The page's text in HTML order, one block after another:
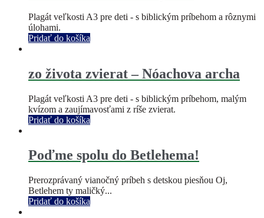
Plagát veľkosti A3 pre deti - s biblickým príbehom a rôznymi
úlohami.
Pridať do košíka
zo života zvierat – Nóachova archa
Plagát veľkosti A3 pre deti - s biblickým príbehom, malým
kvízom a zaujímavosťami z ríše zvierat.
Pridať do košíka
Poďme spolu do Betlehema!
Prerozprávaný vianočný príbeh s detskou piesňou Oj,
Betlehem ty maličký...
Pridať do košíka